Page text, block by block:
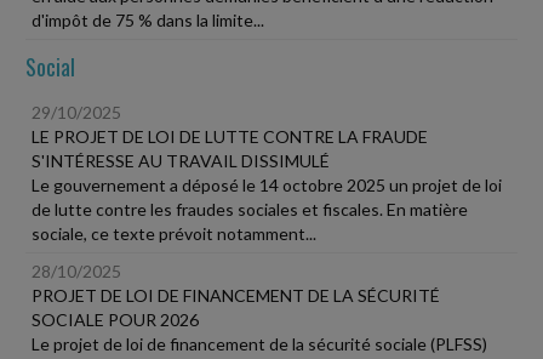
d'impôt de 75 % dans la limite...
Social
29/10/2025
LE PROJET DE LOI DE LUTTE CONTRE LA FRAUDE
S'INTÉRESSE AU TRAVAIL DISSIMULÉ
Le gouvernement a déposé le 14 octobre 2025 un projet de loi
de lutte contre les fraudes sociales et fiscales. En matière
sociale, ce texte prévoit notamment...
28/10/2025
PROJET DE LOI DE FINANCEMENT DE LA SÉCURITÉ
SOCIALE POUR 2026
Le projet de loi de financement de la sécurité sociale (PLFSS)